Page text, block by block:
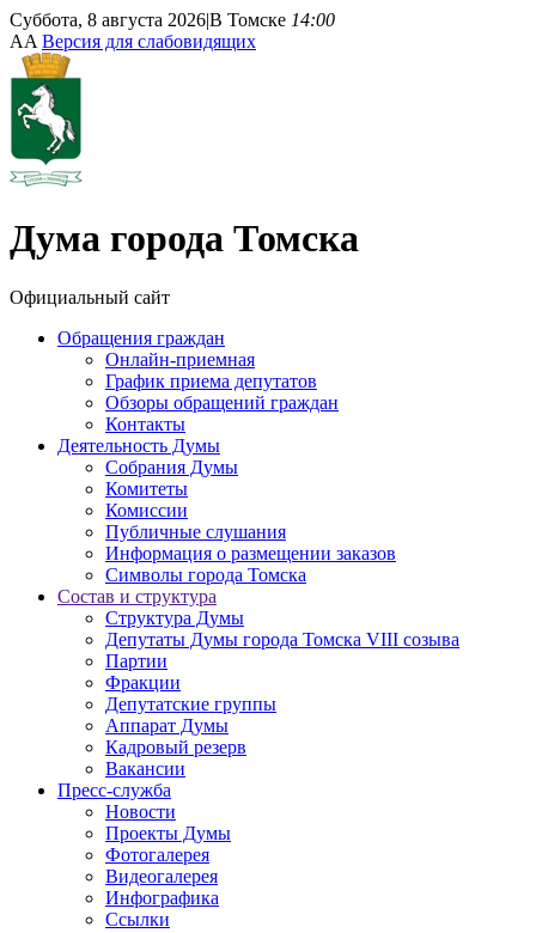
Суббота, 8 августа 2026|В Томске 14:00
AA Версия для слабовидящих
Дума города Томска
Официальный сайт
Обращения граждан
Онлайн-приемная
График приема депутатов
Обзоры обращений граждан
Контакты
Деятельность Думы
Собрания Думы
Комитеты
Комиссии
Публичные слушания
Информация о размещении заказов
Символы города Томска
Состав и структура
Структура Думы
Депутаты Думы города Томска VIII созыва
Партии
Фракции
Депутатские группы
Аппарат Думы
Кадровый резерв
Вакансии
Пресс-служба
Новости
Проекты Думы
Фотогалерея
Видеогалерея
Инфографика
Ссылки